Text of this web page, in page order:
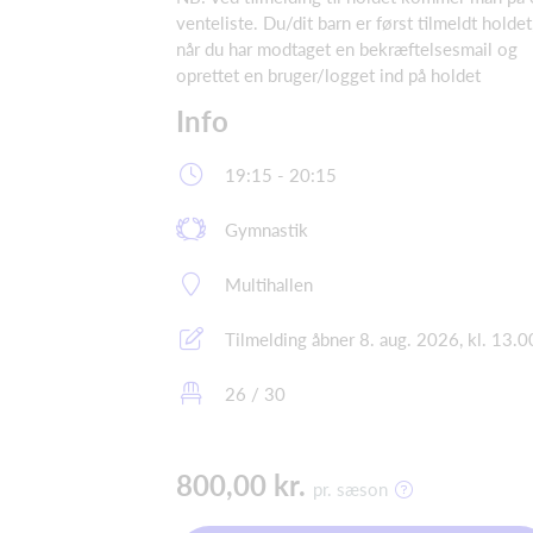
venteliste. Du/dit barn er først tilmeldt
når du har modtaget en bekræftelsesmail og
oprettet en bruger/logget ind på holdet
Info
19:15 - 20:15
Gymnastik
Multihallen
Tilmelding åbner 8. aug. 2026, kl.
26 / 30
800,00 kr. pr. sæson